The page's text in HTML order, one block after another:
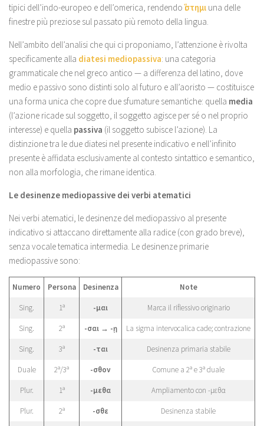
tipici dell’indo-europeo e dell’omerica, rendendoἵστημι una delle
finestre più preziose sul passato più remoto della lingua.
Nell’ambito dell’analisi che qui ci proponiamo, l’attenzione è rivolta
specificamente alla diatesi mediopassiva: una categoria
grammaticale che nel greco antico — a differenza del latino, dove
medio e passivo sono distinti solo al futuro e all’aoristo — costituisce
una forma unica che copre due sfumature semantiche: quella media
(l’azione ricade sul soggetto, il soggetto agisce per sé o nel proprio
interesse) e quella passiva (il soggetto subisce l’azione). La
distinzione tra le due diatesi nel presente indicativo e nell’infinito
presente è affidata esclusivamente al contesto sintattico e semantico,
non alla morfologia, che rimane identica.
Le desinenze mediopassive dei verbi atematici
Nei verbi atematici, le desinenze del mediopassivo al presente
indicativo si attaccano direttamente alla radice (con grado breve),
senza vocale tematica intermedia. Le desinenze primarie
mediopassive sono:
Numero Persona Desinenza Note
Sing. 1ª -μαι Marca il riflessivo originario
Sing. 2ª -σαι → -ῃ La sigma intervocalica cade; contrazione
Sing. 3ª -ται Desinenza primaria stabile
Duale 2ª/3ª -σθον Comune a 2ª e 3ª duale
Plur. 1ª -μεθα Ampliamento con -μεθα
Plur. 2ª -σθε Desinenza stabile